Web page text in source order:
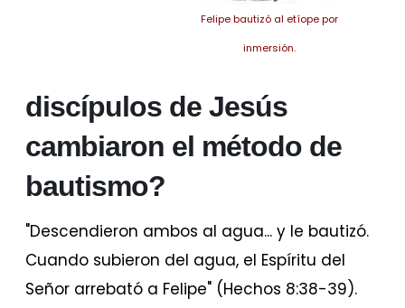
Felipe bautizó al etíope por
inmersión.
discípulos de Jesús
cambiaron el método de
bautismo?
"Descendieron ambos al agua... y le bautizó.
Cuando subieron del agua, el Espíritu del
Señor arrebató a Felipe" (Hechos 8:38-39).